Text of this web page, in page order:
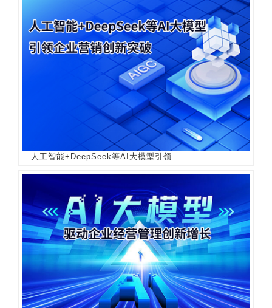
人工智能+DeepSeek等AI大模型引领